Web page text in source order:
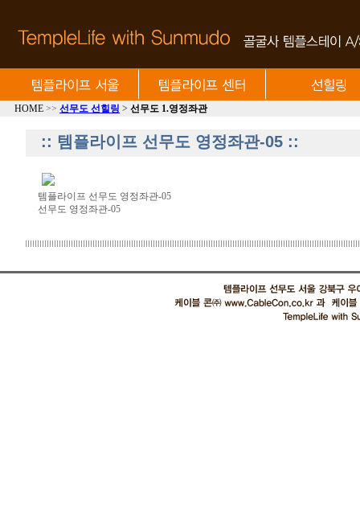
HOME >> 선무도 선힐링 > 선무도 1.영정좌관
:: 템플라이프 선무도 영정좌관-05 ::
템플라이프 선무도 영정좌관-05
선무도 영정좌관-05